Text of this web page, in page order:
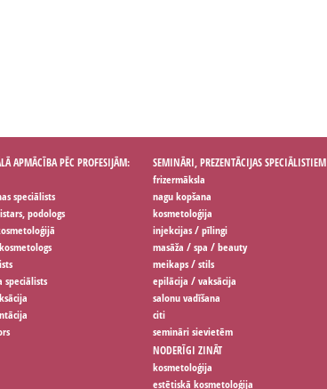
APMĀCĪBA PĒC PROFESIJĀM:
speciālists
podologs
speciālists
SEMINĀRI, PREZENTĀCIJAS SPECIĀLISTIEM
frizermāksla
nagu kopšana
kosmetoloģija
injekcijas / pīlingi
masāža / spa / beauty
meikaps / stils
epilācija / vaksācija
salonu vadīšana
citi
semināri sievietēm
NODERĪGI ZINĀT
kosmetoloģija
estētiskā kosmetoloģija